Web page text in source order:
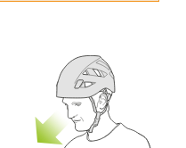
technique pour
complément
nécessite une
spécifique. Validez